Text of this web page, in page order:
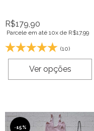
R$179,90
Parcele em até 10x de R$17,99
(10)
Ver opções
-15%